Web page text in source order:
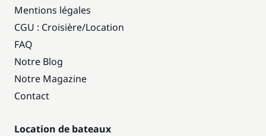
Mentions légales
CGU : Croisière/Location
FAQ
Notre Blog
Notre Magazine
Contact
Location de bateaux